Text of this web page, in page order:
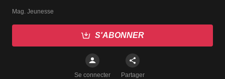
Mag. Jeunesse
S'ABONNER
Se connecter Partager